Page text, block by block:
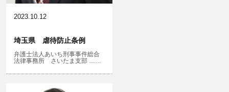
文書偽造・偽造文書行使
2023.10.12
埼玉県 虐待防止条例
弁護士法人あいち刑事事件総合
法律事務所 さいたま支部 ……